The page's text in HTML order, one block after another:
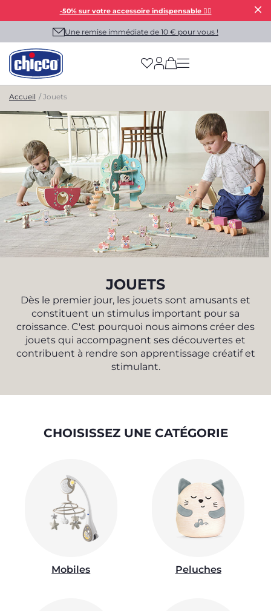
-50% sur votre accessoire indispensable 👯‍♀️
Une remise immédiate de 10 € pour vous !
(has more options
Accueil Jouets
JOUETS
Dès le premier jour, les jouets sont amusants et
constituent un stimulus important pour sa
croissance. C'est pourquoi nous aimons créer des
jouets qui accompagnent ses découvertes et
contribuent à rendre son apprentissage créatif et
stimulant.
CHOISISSEZ UNE CATÉGORIE
Mobiles Peluches